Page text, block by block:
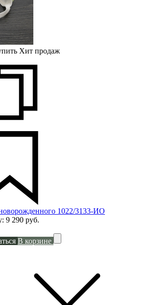
Хит продаж
1022/3133-ИО
9 290 руб.
В корзине